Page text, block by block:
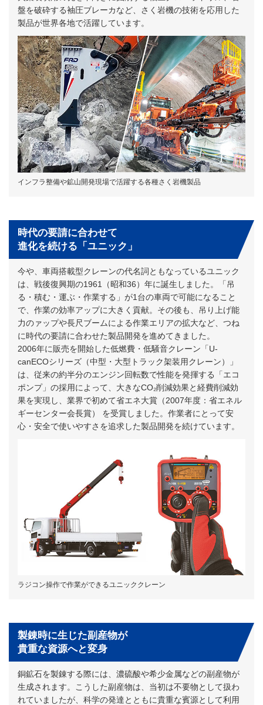
インフラ整備や鉱山開発現場で活躍する各種さく岩機製品
盤を破砕する袖圧ブレーカなど、さく岩機の技術を応用した
製品が世界各地で活躍しています。
時代の要請に合わせて
進化を続ける「ユニック」
ラジコン操作で作業ができるユニッククレーン
今や、車両搭載型クレーンの代名詞ともなっているユニック
は、戦後復興期の1961（昭和36）年に誕生しました。「吊
る・積む・運ぶ・作業する」が1台の車両で可能になること
で、作業の効率アップに大きく貢献。その後も、吊り上げ能
力のァップや長尺ブームによる作業エリアの拡大など、つね
に時代の要請に合わせた製品開発を進めてきました。
2006年に販売を開始した低燃費・低騒音クレーン「U-
canECOシリーズ（中型・大型トラック架装用クレーン）」
は、従来の約半分のエンジン回転数で性能を発揮する「エコ
ポンプ」の採用によって、大きなCO₂削減効果と経費削減効
果を実現し、業界で初めて省エネ大賞（2007年度：省エネル
ギーセンター会長賞） を受賞しました。作業者にとって安
心・安全で使いやすさを追求した製品開発を続けています。
製錬時に生じた副産物が
貴重な資源へと変身
銅鉱石を製錬する際には、濃硫酸や希少金属などの副産物が
生成されます。こうした副産物は、当初は不要物として扱わ
れていましたが、科学の発達とともに貴重な賓源として利用